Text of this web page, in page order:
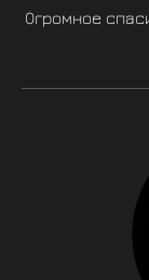
Огромное